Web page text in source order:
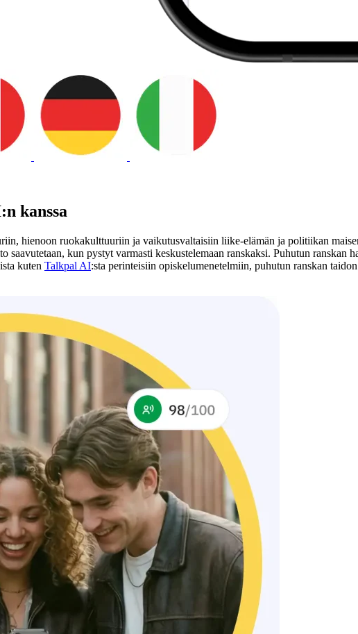
kanssa
hienoon ruokakulttuuriin ja vaikutusvaltaisiin liike-elämän ja politiikan
kun pystyt varmasti keskustelemaan ranskaksi. Puhutun
kuten Talkpal AI:sta perinteisiin opiskelumenetelmiin, puhutun ranskan